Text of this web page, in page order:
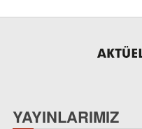
YAYINLARIMIZ